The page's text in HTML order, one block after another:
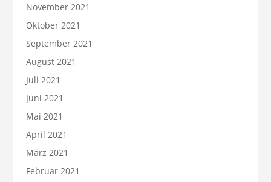
November 2021
Oktober 2021
September 2021
August 2021
Juli 2021
Juni 2021
Mai 2021
April 2021
März 2021
Februar 2021